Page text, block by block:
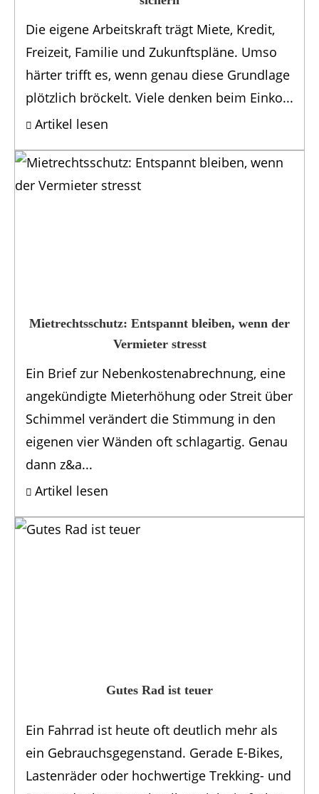
Die eigene Arbeitskraft trägt Miete, Kredit,
Freizeit, Familie und Zukunftspläne. Umso
härter trifft es, wenn genau diese Grundlage
plötzlich bröckelt. Viele denken beim Einko...
Artikel lesen
Mietrechtsschutz: Entspannt bleiben, wenn der
Vermieter stresst
Ein Brief zur Nebenkostenabrechnung, eine
angekündigte Mieterhöhung oder Streit über
Schimmel verändert die Stimmung in den
eigenen vier Wänden oft schlagartig. Genau
dann z&a...
Artikel lesen
Gutes Rad ist teuer
Ein Fahrrad ist heute oft deutlich mehr als
ein Gebrauchsgegenstand. Gerade E-Bikes,
Lastenräder oder hochwertige Trekking- und